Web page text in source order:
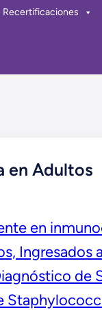
Recertificaciones
en Adultos
en
Ingresados
de